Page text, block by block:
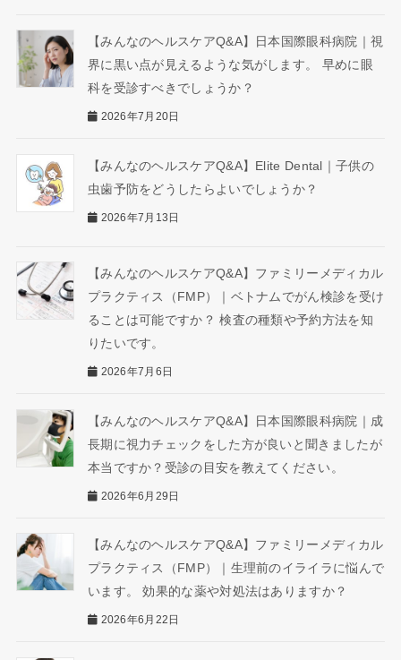
【みんなのヘルスケアQ&A】日本国際眼科病院｜視
界に黒い点が見えるような気がします。 早めに眼
科を受診すべきでしょうか？
2026年7月20日
【みんなのヘルスケアQ&A】Elite Dental｜子供の
虫歯予防をどうしたらよいでしょうか？
2026年7月13日
【みんなのヘルスケアQ&A】ファミリーメディカル
プラクティス（FMP）｜ベトナムでがん検診を受け
ることは可能ですか？ 検査の種類や予約方法を知
りたいです。
2026年7月6日
【みんなのヘルスケアQ&A】日本国際眼科病院｜成
長期に視力チェックをした方が良いと聞きましたが
本当ですか？受診の目安を教えてください。
2026年6月29日
【みんなのヘルスケアQ&A】ファミリーメディカル
プラクティス（FMP）｜生理前のイライラに悩んで
います。 効果的な薬や対処法はありますか？
2026年6月22日